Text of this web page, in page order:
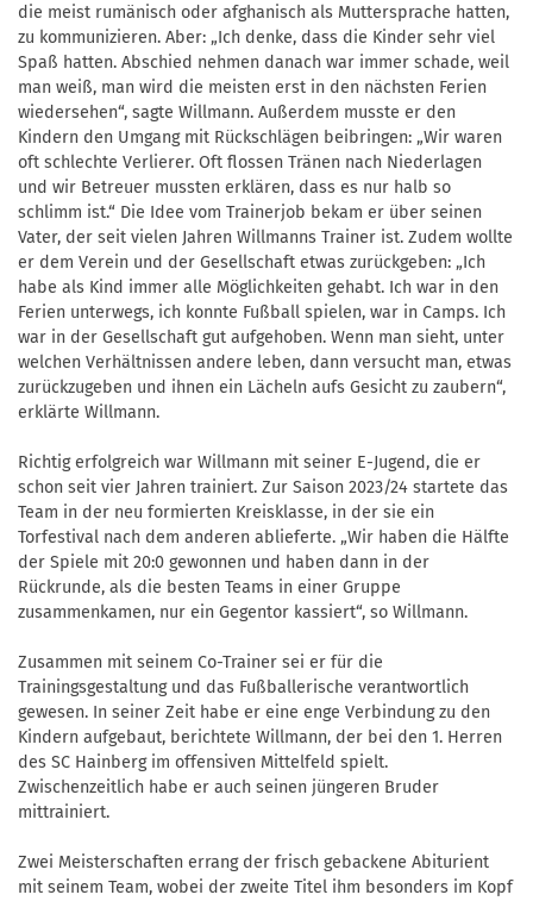
die meist rumänisch oder afghanisch als Muttersprache hatten,
zu kommunizieren. Aber: „Ich denke, dass die Kinder sehr viel
Spaß hatten. Abschied nehmen danach war immer schade, weil
man weiß, man wird die meisten erst in den nächsten Ferien
wiedersehen“, sagte Willmann. Außerdem musste er den
Kindern den Umgang mit Rückschlägen beibringen: „Wir waren
oft schlechte Verlierer. Oft flossen Tränen nach Niederlagen
und wir Betreuer mussten erklären, dass es nur halb so
schlimm ist.“ Die Idee vom Trainerjob bekam er über seinen
Vater, der seit vielen Jahren Willmanns Trainer ist. Zudem wollte
er dem Verein und der Gesellschaft etwas zurückgeben: „Ich
habe als Kind immer alle Möglichkeiten gehabt. Ich war in den
Ferien unterwegs, ich konnte Fußball spielen, war in Camps. Ich
war in der Gesellschaft gut aufgehoben. Wenn man sieht, unter
welchen Verhältnissen andere leben, dann versucht man, etwas
zurückzugeben und ihnen ein Lächeln aufs Gesicht zu zaubern“,
erklärte Willmann.
Richtig erfolgreich war Willmann mit seiner E-Jugend, die er
schon seit vier Jahren trainiert. Zur Saison 2023/24 startete das
Team in der neu formierten Kreisklasse, in der sie ein
Torfestival nach dem anderen ablieferte. „Wir haben die Hälfte
der Spiele mit 20:0 gewonnen und haben dann in der
Rückrunde, als die besten Teams in einer Gruppe
zusammenkamen, nur ein Gegentor kassiert“, so Willmann.
Zusammen mit seinem Co-Trainer sei er für die
Trainingsgestaltung und das Fußballerische verantwortlich
gewesen. In seiner Zeit habe er eine enge Verbindung zu den
Kindern aufgebaut, berichtete Willmann, der bei den 1. Herren
des SC Hainberg im offensiven Mittelfeld spielt.
Zwischenzeitlich habe er auch seinen jüngeren Bruder
mittrainiert.
Zwei Meisterschaften errang der frisch gebackene Abiturient
mit seinem Team, wobei der zweite Titel ihm besonders im Kopf